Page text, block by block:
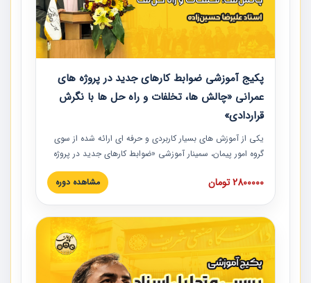
پکیج آموزشی ضوابط کارهای جدید در پروژه های
عمرانی «چالش ها، تخلفات و راه حل ها با نگرش
قراردادی»
یکی از آموزش‏‏‏‏‏‏ های بسیار کاربردی و حرفه‏ ای ارائه شده از سوی
گروه امور پیمان، سمینار آموزشی «ضوابط کارهای جدید در پروژه
های عمرانی» چالش ها، تخلفات و راه حل ها با نگرش قراردادی
است که در محل سندیکای شرکت های ساختمانی کشور ارائه شد.
مدارک پیمان به همراه تجربیات عملی ارائه شده است.
2800000 تومان مشاهده دوره